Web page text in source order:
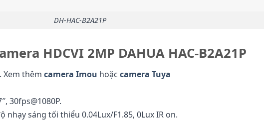
DH-HAC-B2A21P
HDCVI 2MP DAHUA HAC-B2A21P
Xem thêm camera Imou hoặc camera Tuya
30fps@1080P.
sáng tối thiểu 0.04Lux/F1.85, 0Lux IR on.